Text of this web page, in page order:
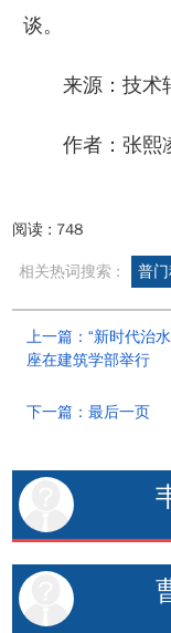
谈。
来源：技术
作者：张熙
阅读 : 748
相关热词搜索 : 普
上一篇：“新时代治
座在建筑学部举行
下一篇：最后一页